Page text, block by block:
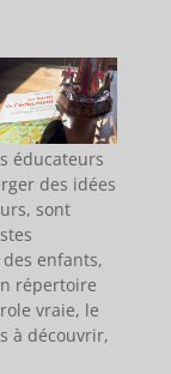
éducateurs
des idées
sont
enfants,
répertoire
vraie, le
à découvrir,